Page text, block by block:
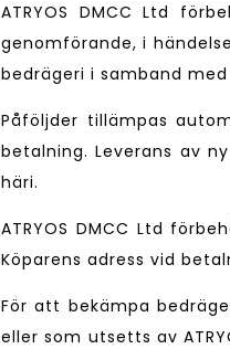
ATRYOS DMCC Ltd
genomförande, i
bedrägeri i samband
Påföljder tillämpas
betalning. Leverans av
häri.
ATRYOS DMCC Ltd
Köparens adress vid
För att bekämpa
eller som utsetts av